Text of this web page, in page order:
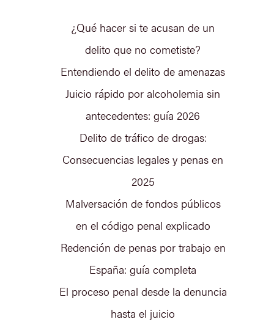
¿Qué hacer si te acusan de un
delito que no cometiste?
Entendiendo el delito de amenazas
Juicio rápido por alcoholemia sin
antecedentes: guía 2026
Delito de tráfico de drogas:
Consecuencias legales y penas en
2025
Malversación de fondos públicos
en el código penal explicado
Redención de penas por trabajo en
España: guía completa
El proceso penal desde la denuncia
hasta el juicio